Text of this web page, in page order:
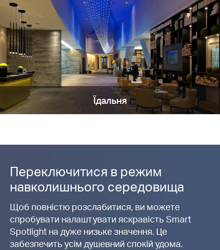
Їдальня
Переключитися в режим
навколишнього середовища
Щоб повністю розслабитися, ви можете
спробувати налаштувати яскравість Smart
Spotlight на дуже низьке значення. Це
забезпечить усім душевний спокій удома.